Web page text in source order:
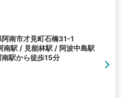
南市才見町石橋31-1
南駅 / 見能林駅 / 阿波中島駅
駅から徒歩15分